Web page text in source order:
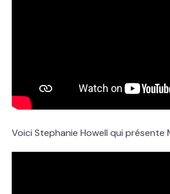
Voici Stephanie Howell qui présente